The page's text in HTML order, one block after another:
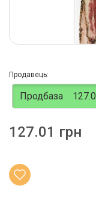
Продавець:
Продбаза
127.01 грн